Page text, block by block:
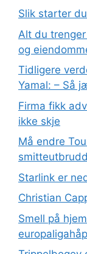
Slik starter
Alt du
og
Tidligere
Yamal: – Så
Firma fikk
ikke skje
Må endre
smitteutbrudd
Starlink er
Christian
Smell på